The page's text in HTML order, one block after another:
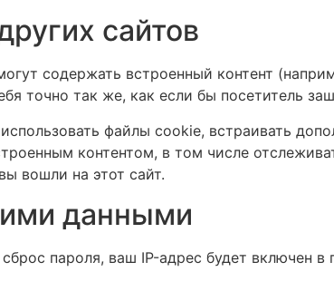
сайтов
содержать встроенный контент
точно так же, как если бы посетитель
файлы cookie, встраивать
контентом, в том числе
вошли на этот сайт.
данными
пароля, ваш IP-адрес будет включен в